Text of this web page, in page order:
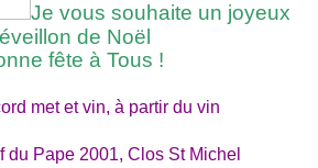
Je vous souhaite un joyeux
de Noël
fête à Tous !
met et vin, à partir du vin
du Pape 2001, Clos St Michel